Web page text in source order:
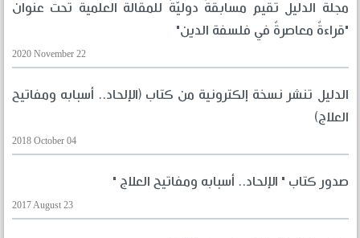
مجلة الدليل تقيم مسابقةً دوليّةً للمقالة العلمية تحت عنوان
"قراءةٌ معاصرةٌ في فلسفة الدين"
2020 November 22
الدليل تنشر نسخة إلكترونية من كتاب (الإلحاد.. أسبابه ومفاتيح
العلاج)
2018 October 04
صدور كتاب " الإلحاد.. أسبابه ومفاتيح العلاج "
2017 August 23